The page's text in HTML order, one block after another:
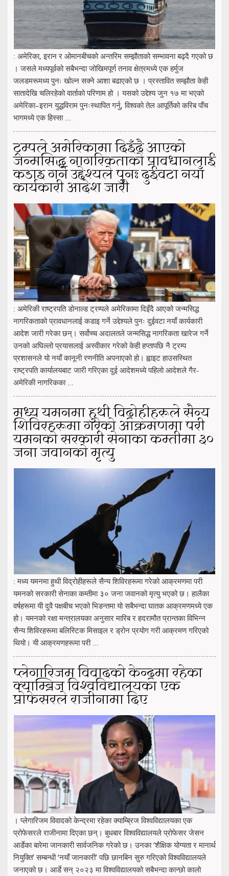
: अमेरिका, इरान र ओमानबीचको अन्तरिम सम्झौताको सम्भावना बढ्दै गएको छ
। जसले मध्यपूर्वको सबैभन्दा जोखिमपूर्ण तनाव क्षेत्रमध्ये एक हर्मुज
जलडमरूमध्य पुनः खोल्न सक्ने आशा बढाएको छ । प्रस्तावित सम्झौता केही
सातादेखि चलिरहेको वार्ताको परिणाम हो । यसको उद्देश्य जुन १७ मा भएको
अमेरिका–इरान युद्धविराम पुनःस्थापित गर्नु, विश्वको तेल आपूर्तिको करिब पाँच
भागमध्ये एक हिस्सा ...
ट्रम्पले अमेरिकामा दिइँदै आएको
जन्मसिद्ध नागरिकताको प्रावधानलाई
कडाइ गर्ने उद्देश्यले पुनः दुईवटा नयाँ
कार्यकारी आदेश जारी
: अमेरिकी राष्ट्रपति डोनाल्ड ट्रम्पले अमेरिकामा दिइँदै आएको जन्मसिद्ध
नागरिकताको प्रावधानलाई कडाइ गर्ने उद्देश्यले पुनः दुईवटा नयाँ कार्यकारी
आदेश जारी गरेका छन्। सर्वोच्च अदालतले जन्मसिद्ध नागरिकता खारेज गर्ने
उनको अघिल्लो प्रयासलाई अस्वीकार गरेको केही हप्तापछि नै ट्रम्प
प्रशासनले यो नयाँ कानूनी रणनीति अपनाएको हो। ह्वाइट हाउसस्थित
राष्ट्रपति कार्यालयबाट जारी गरिएका दुई आदेशमध्ये पहिलो आदेशले गैर-
अमेरिकी नागरिकका ...
मध्य यमनमा हुथी विद्रोहीहरूले सैन्य
शिविरहरूमा गरेको आक्रमणमा परी
यमनको सरकारी सेनाका कम्तीमा ३०
जना जवानको मृत्यु
: मध्य यमनमा हुथी विद्रोहीहरूले सैन्य शिविरहरूमा गरेको आक्रमणमा परी
यमनको सरकारी सेनाका कम्तीमा ३० जना जवानको मृत्यु भएको छ। हालैका
वर्षहरूमा यी दुवै पक्षबीच भएको भिडन्तमा यो सबैभन्दा घातक आक्रमणमध्ये एक
हो। यमनको रक्षा मन्त्रालयका अनुसार मारिब र हदरामौत प्रान्तका विभिन्न
सैन्य शिविरहरूमा बलिस्टिक मिसाइल र ड्रोन प्रयोग गरी आक्रमण गरिएको
थियो। यी आक्रमणहरूमा परी ...
प्लेगारिजम विवादको केन्द्रमा रहेका
क्याम्ब्रिज विश्वविद्यालयका एक
प्रोफेसरले राजीनामा दिए
। प्लेगारिजम विवादको केन्द्रमा रहेका क्याम्ब्रिज विश्वविद्यालयका एक
प्रोफेसरले राजीनामा दिएका छन्। बुधबार विश्वविद्यालयले प्रोफेसर जेसन
आर्डेका बारेमा जानकारी सार्वजनिक गरेको छ। उनका ‘शैक्षिक योग्यता र मानार्थ
नियुक्ति’ सम्बन्धी ‘नयाँ जानकारी’ पछि छानबिन सुरु गरिएको विश्वविद्यालयले
जनाएको छ। आर्डे सन् २०२३ मा विश्वविद्यालयको सबैभन्दा कान्छो कालो